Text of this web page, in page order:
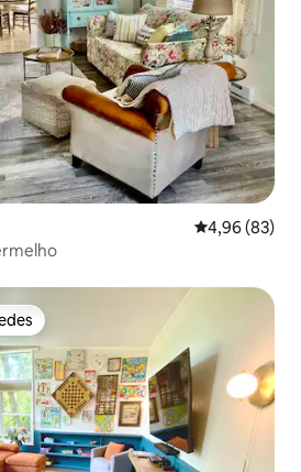
4,96 de uma
4,96 (83)
dos hóspedes